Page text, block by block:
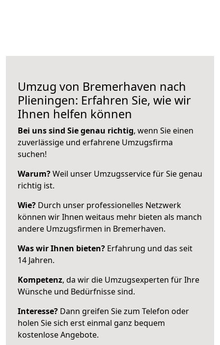
Umzug von Bremerhaven nach
Plieningen: Erfahren Sie, wie wir
Ihnen helfen können
Bei uns sind Sie genau richtig, wenn Sie einen
zuverlässige und erfahrene Umzugsfirma
suchen!
Warum?Weil unser Umzugsservice für Sie genau
richtig ist.
Wie? Durch unser professionelles Netzwerk
können wir Ihnen weitaus mehr bieten als manch
andere Umzugsfirmen in Bremerhaven.
Was wir Ihnen bieten? Erfahrung und das seit
14 Jahren.
Kompetenz, da wir die Umzugsexperten für Ihre
Wünsche und Bedürfnisse sind.
Interesse? Dann greifen Sie zum Telefon oder
holen Sie sich erst einmal ganz bequem
kostenlose Angebote.